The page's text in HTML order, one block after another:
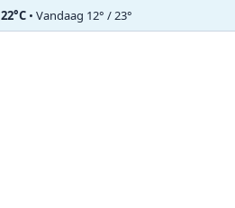
22°C• Vandaag 12° / 23°